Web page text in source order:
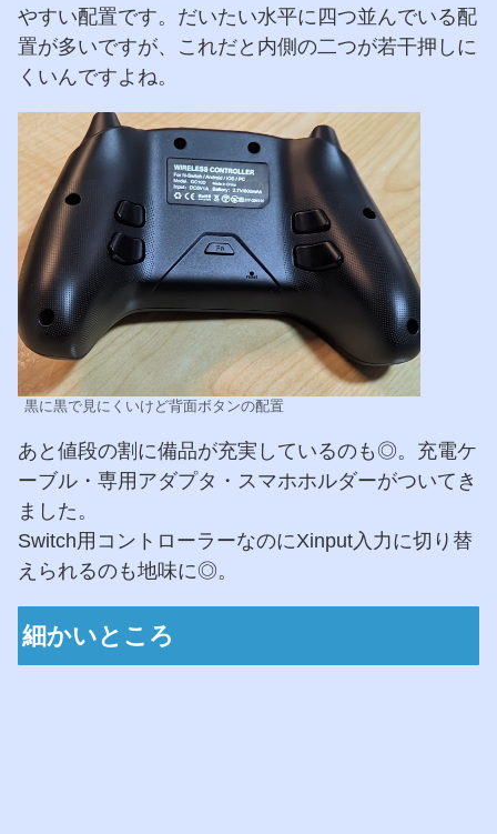
やすい配置です。だいたい水平に四つ並んでいる配
置が多いですが、これだと内側の二つが若干押しに
くいんですよね。
黒に黒で見にくいけど背面ボタンの配置
あと値段の割に備品が充実しているのも◎。充電ケ
ーブル・専用アダプタ・スマホホルダーがついてき
ました。
Switch用コントローラーなのにXinput入力に切り替
えられるのも地味に◎。
細かいところ